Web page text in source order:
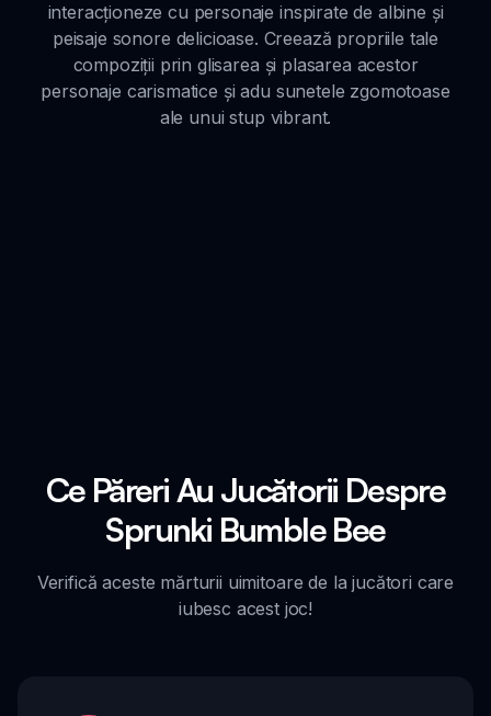
interacționeze cu personaje inspirate de albine și
peisaje sonore delicioase. Creează propriile tale
compoziții prin glisarea și plasarea acestor
personaje carismatice și adu sunetele zgomotoase
ale unui stup vibrant.
Ce Păreri Au Jucătorii Despre
Sprunki Bumble Bee
Verifică aceste mărturii uimitoare de la jucători care
iubesc acest joc!